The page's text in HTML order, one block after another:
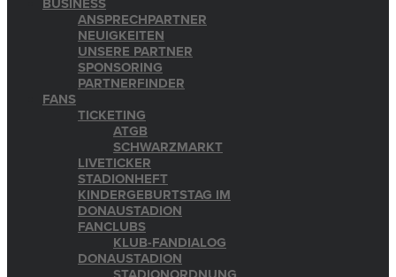
BUSINESS
ANSPRECHPARTNER
NEUIGKEITEN
UNSERE PARTNER
SPONSORING
PARTNERFINDER
FANS
TICKETING
ATGB
SCHWARZMARKT
LIVETICKER
STADIONHEFT
KINDERGEBURTSTAG IM
DONAUSTADION
FANCLUBS
KLUB-FANDIALOG
DONAUSTADION